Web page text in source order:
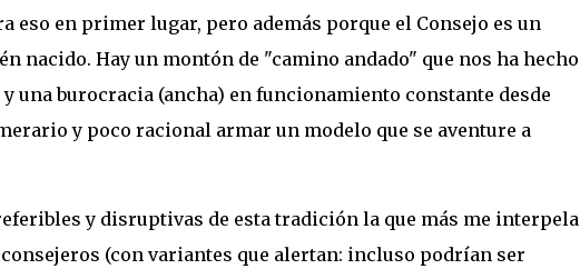
eso en primer lugar, pero además porque el Consejo es un
nacido. Hay un montón de "camino andado" que nos ha hecho
una burocracia (ancha) en funcionamiento constante desde
y poco racional armar un modelo que se aventure a
y disruptivas de esta tradición la que más me interpela
(con variantes que alertan: incluso podrían ser